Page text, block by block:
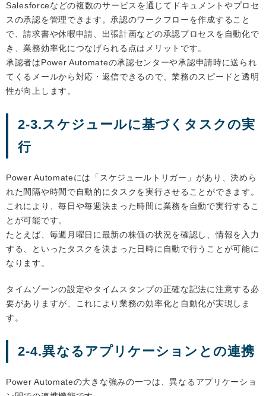
Salesforceなどの複数のサービスを通じてドキュメントやプロセ
スの承認を管理できます。承認のワークフローを作成すること
で、請求書や休暇申請、出張計画などの承認プロセスを自動化で
き、業務効率化につなげられる点はメリットです。
承認者はPower Automateの承認センターや承認申請時に送られ
てくるメールから対応・返信できるので、業務のスピードと透明
性が向上します。
2-3.スケジュールに基づくタスクの実
行
Power Automateには「スケジュールトリガー」があり、決めら
れた間隔や時間で自動的にタスクを実行させることができます。
これにより、毎日や毎週決まった時間に業務を自動で実行するこ
とが可能です。
たとえば、毎週月曜日に最新の株価の状況を確認し、情報を入力
する、といったタスクを決まった日時に自動で行うことが可能に
なります。
タイムゾーンの設定やタイムスタンプの正確な記法に注意する必
要がありますが、これにより業務の効率化と自動化が実現しま
す。
2-4.異なるアプリケーションとの連携
Power Automateの大きな強みの一つは、異なるアプリケーショ